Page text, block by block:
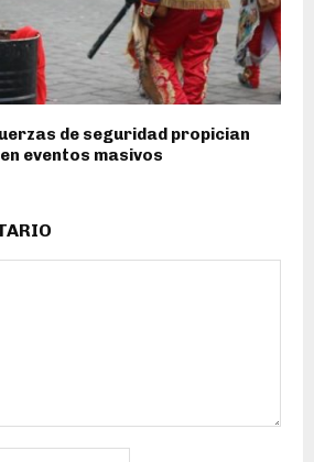
de seguridad propician
eventos masivos